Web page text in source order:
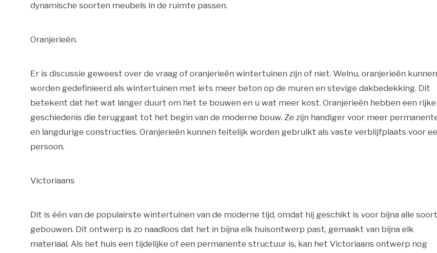
dynamische soorten meubels in de ruimte passen.
Oranjerieën.
Er is discussie geweest over de vraag of oranjerieën wintertuinen zijn of niet. Welnu, oranjerieën kunnen
worden gedefinieerd als wintertuinen met iets meer beton op de muren en stevige dakbedekking. Dit
betekent dat het wat langer duurt om het te bouwen en u wat meer kost. Oranjerieën hebben een rijke
geschiedenis die teruggaat tot het begin van de moderne bouw. Ze zijn handiger voor meer
en langdurige constructies. Oranjerieën kunnen feitelijk worden gebruikt als vaste verblijfplaats voor
persoon.
Victoriaans
Dit is één van de populairste wintertuinen van de moderne tijd, omdat hij geschikt is voor bijna alle
gebouwen. Dit ontwerp is zo naadloos dat het in bijna elk huisontwerp past, gemaakt van bijna elk
materiaal. Als het huis een tijdelijke of een permanente structuur is, kan het Victoriaans ontwerp nog